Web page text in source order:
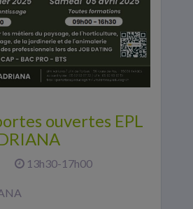
ouvertes EPL
13h30-17h00